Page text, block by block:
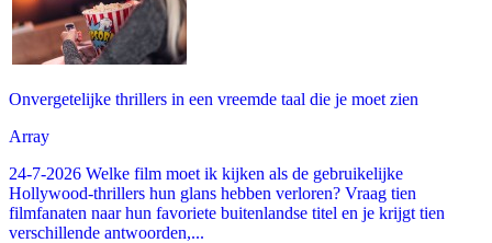
Onvergetelijke thrillers in een vreemde taal die je moet zien
Array
24-7-2026 Welke film moet ik kijken als de gebruikelijke
Hollywood-thrillers hun glans hebben verloren? Vraag tien
filmfanaten naar hun favoriete buitenlandse titel en je krijgt tien
verschillende antwoorden,...